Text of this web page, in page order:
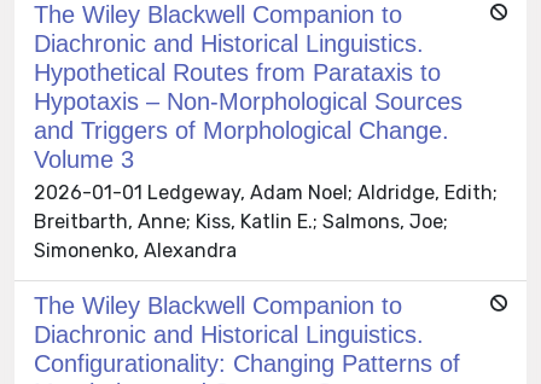
The Wiley Blackwell Companion to
Diachronic and Historical Linguistics.
Hypothetical Routes from Parataxis to
Hypotaxis – Non-Morphological Sources
and Triggers of Morphological Change.
Volume 3
2026-01-01 Ledgeway, Adam Noel; Aldridge, Edith;
Breitbarth, Anne; Kiss, Katlin E.; Salmons, Joe;
Simonenko, Alexandra
The Wiley Blackwell Companion to
Diachronic and Historical Linguistics.
Configurationality: Changing Patterns of